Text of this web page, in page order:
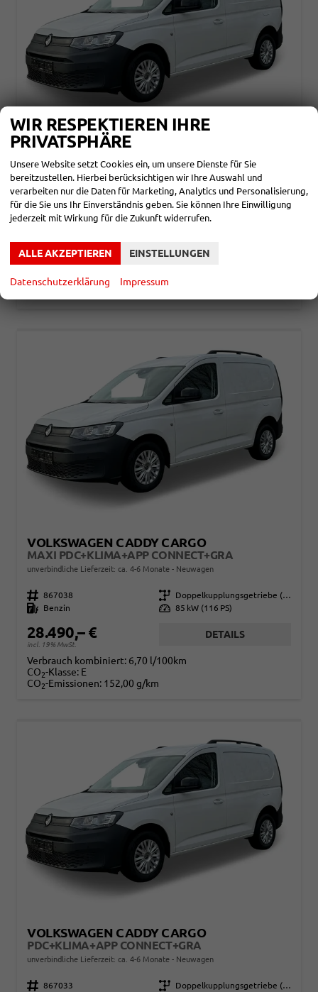
VOLKSWAGEN CADDY CARGO
MAXI PDC+KLIMA+APP CONNECT+GRA
unverbindliche Lieferzeit: ca. 4-6 Monate Neuwagen
Fahrzeugnr. 867039 Getriebe Schalt. 6-Gang
Kraftstoff Diesel Leistung 75 kW (102 PS)
27.790,– €
incl. 19% MwSt.
CO2-Klasse:E
VOLKSWAGEN CADDY CARGO
MAXI PDC+KLIMA+APP CONNECT+GRA
unverbindliche Lieferzeit: ca. 4-6 Monate Neuwagen
Fahrzeugnr. 867038 Getriebe
Doppelkupplungsgetriebe (DSG)
Kraftstoff
Benzin Leistung 85 kW (116 PS)
28.490,– €
incl. 19% MwSt.
DETAILS
Verbrauch kombiniert: 6,70 l/100km
CO2-Klasse: E
CO2-Emissionen: 152,00 g/km
VOLKSWAGEN CADDY CARGO
PDC+KLIMA+APP CONNECT+GRA
unverbindliche Lieferzeit: ca. 4-6 Monate Neuwagen
Fahrzeugnr. 867033 Getriebe
WIR RESPEKTIEREN IHRE
PRIVATSPHÄRE
Unsere Website setzt Cookies ein, um unsere Dienste für Sie
bereitzustellen. Hierbei berücksichtigen wir Ihre Auswahl und
verarbeiten nur die Daten für Marketing, Analytics und Personalisierung,
für die Sie uns Ihr Einverständnis geben. Sie können Ihre Einwilligung
jederzeit mit Wirkung für die Zukunft widerrufen.
ALLE AKZEPTIEREN EINSTELLUNGEN
Datenschutzerklärung Impressum